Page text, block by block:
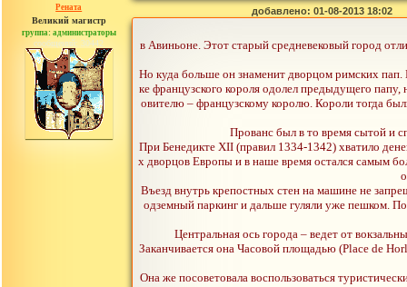
Рената
Великий магистр
группа: администраторы
сообщений: 30442
добавлено: 01-08-2013 18:02
в Авиньоне. Этот старый средневековый город
Но куда больше он знаменит дворцом римских
ке французского короля одолел предыдущего
овителю – французскому королю. Короли тогда
Прованс был в то время сытой и
При Бенедикте XII (правил 1334-1342) хватило
х дворцов Европы и в наше время остался самым
Въезд внутрь крепостных стен на машине не
одземный паркинг и дальше гуляли уже пешком.
Центральная ось города – ведет от
Заканчивается она Часовой площадью (Place de
Она же посоветовала воспользоваться